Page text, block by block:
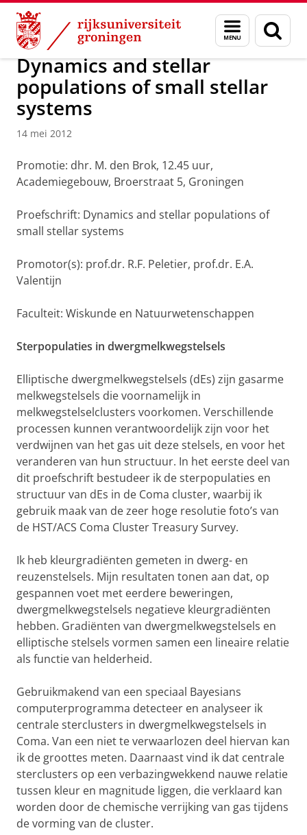
Skip
Content
Skip
Navigation
Menu
en
zoeken
Over ons Actueel Nieuws Nieuwsberichten
Dynamics and stellar
populations of small stellar
systems
14 mei 2012
Promotie: dhr. M. den Brok, 12.45 uur,
Academiegebouw, Broerstraat 5, Groningen
Proefschrift: Dynamics and stellar populations of
small stellar systems
Promotor(s): prof.dr. R.F. Peletier, prof.dr. E.A.
Valentijn
Faculteit: Wiskunde en Natuurwetenschappen
Sterpopulaties in dwergmelkwegstelsels
Elliptische dwergmelkwegstelsels (dEs) zijn gasarme
melkwegstelsels die voornamelijk in
melkwegstelselclusters voorkomen. Verschillende
processen kunnen verantwoordelijk zijn voor het
verdwijnen van het gas uit deze stelsels, en voor het
veranderen van hun structuur. In het eerste deel van
dit proefschrift bestudeer ik de sterpopulaties en
structuur van dEs in de Coma cluster, waarbij ik
gebruik maak van de zeer hoge resolutie foto’s van
de HST/ACS Coma Cluster Treasury Survey.
Ik heb kleurgradiënten gemeten in dwerg- en
reuzenstelsels. Mijn resultaten tonen aan dat, op
gespannen voet met eerdere beweringen,
dwergmelkwegstelsels negatieve kleurgradiënten
hebben. Gradiënten van dwergmelkwegstelsels en
elliptische stelsels vormen samen een lineaire relatie
als functie van helderheid.
Gebruikmakend van een speciaal Bayesians
computerprogramma detecteer en analyseer ik
centrale sterclusters in dwergmelkwegstelsels in
Coma. Van een niet te verwaarlozen deel hiervan kan
ik de groottes meten. Daarnaast vind ik dat centrale
sterclusters op een verbazingwekkend nauwe relatie
tussen kleur en magnitude liggen, die verklaard kan
worden door de chemische verrijking van gas tijdens
de vorming van de cluster.